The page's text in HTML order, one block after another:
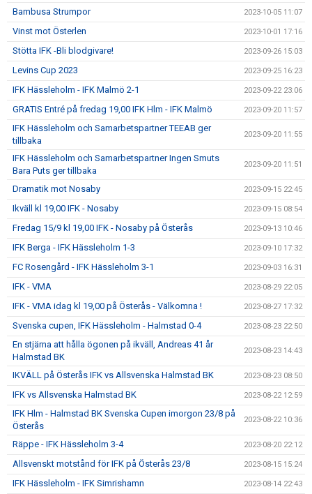
Bambusa Strumpor 2023-10-05 11:07
Vinst mot Österlen 2023-10-01 17:16
Stötta IFK -Bli blodgivare! 2023-09-26 15:03
Levins Cup 2023 2023-09-25 16:23
IFK Hässleholm - IFK Malmö 2-1 2023-09-22 23:06
GRATIS Entré på fredag 19,00 IFK Hlm - IFK Malmö 2023-09-20 11:57
IFK Hässleholm och Samarbetspartner TEEAB ger
tillbaka
2023-09-20 11:55
IFK Hässleholm och Samarbetspartner Ingen Smuts
Bara Puts ger tillbaka
2023-09-20 11:51
Dramatik mot Nosaby 2023-09-15 22:45
Ikväll kl 19,00 IFK - Nosaby 2023-09-15 08:54
Fredag 15/9 kl 19,00 IFK - Nosaby på Österås 2023-09-13 10:46
IFK Berga - IFK Hässleholm 1-3 2023-09-10 17:32
FC Rosengård - IFK Hässleholm 3-1 2023-09-03 16:31
IFK - VMA 2023-08-29 22:05
IFK - VMA idag kl 19,00 på Österås - Välkomna ! 2023-08-27 17:32
Svenska cupen, IFK Hässleholm - Halmstad 0-4 2023-08-23 22:50
En stjärna att hålla ögonen på ikväll, Andreas 41 år
Halmstad BK
2023-08-23 14:43
IKVÄLL på Österås IFK vs Allsvenska Halmstad BK 2023-08-23 08:50
IFK vs Allsvenska Halmstad BK 2023-08-22 12:59
IFK Hlm - Halmstad BK Svenska Cupen imorgon 23/8 på
Österås
2023-08-22 10:36
Räppe - IFK Hässleholm 3-4 2023-08-20 22:12
Allsvenskt motstånd för IFK på Österås 23/8 2023-08-15 15:24
IFK Hässleholm - IFK Simrishamn 2023-08-14 22:43